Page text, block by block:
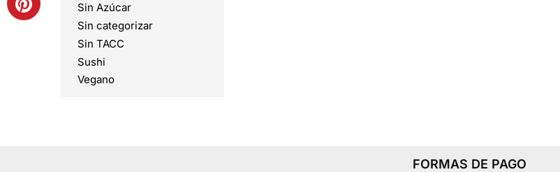
Sin Azúcar
Sin categorizar
Sin TACC
Sushi
Vegano
FORMAS DE PAGO